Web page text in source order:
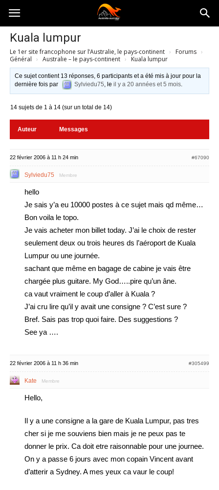
Australia-
australie.com
Kuala lumpur
Le 1er site francophone sur l’Australie, le pays-continent › Forums ›
Général › Australie – le pays-continent › Kuala lumpur
Ce sujet contient 13 réponses, 6 participants et a été mis à jour pour la
dernière fois par
Sylviedu75, leil y a 20 années et 5 mois.
14 sujets de 1 à 14 (sur un total de 14)
Auteur Messages
22 février 2006 à 11 h 24 min #67090
Sylviedu75 Membre
hello
Je sais y’a eu 10000 postes à ce sujet mais qd même…
Bon voila le topo.
Je vais acheter mon billet today. J’ai le choix de rester
seulement deux ou trois heures ds l’aéroport de Kuala
Lumpur ou une journée.
sachant que même en bagage de cabine je vais être
chargée plus guitare. My God…..pire qu’un âne.
ca vaut vraiment le coup d’aller à Kuala ?
J’ai cru lire qu’il y avait une consigne ? C’est sure ?
Bref. Sais pas trop quoi faire. Des suggestions ?
See ya ….
22 février 2006 à 11 h 36 min #305499
Kate Membre
Hello,
Il y a une consigne a la gare de Kuala Lumpur, pas tres
cher si je me souviens bien mais je ne peux pas te
donner le prix. Ca doit etre raisonnable pour une journee.
On y a passe 6 jours avec mon copain Vincent avant
d’atterir a Sydney. A mes yeux ca vaur le coup!